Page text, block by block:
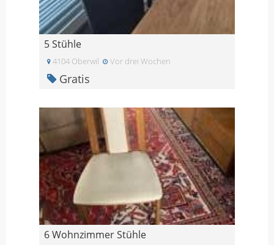
5 Stühle
4104 Oberwil Vor drei Wochen
Gratis
6 Wohnzimmer Stühle